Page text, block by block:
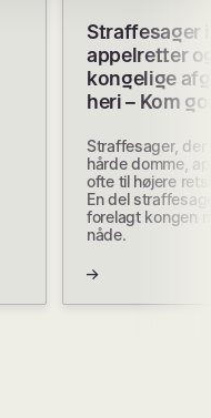
Straffesager i
appelretter
kongelige
heri – Kom
Straffesager, der
hårde domme,
ofte til højere
En del
forelagt kongen
nåde.